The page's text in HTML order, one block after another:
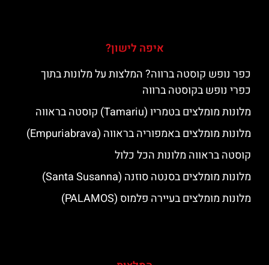
איפה לישון?
כפר נופש קוסטה ברווה? המלצות על מלונות בתוך
כפרי נופש בקוסטה ברווה
מלונות מומלצים בטמריו (Tamariu) קוסטה בראווה
מלונות מומלצים באמפוריה בראווה (Empuriabrava)
קוסטה בראווה מלונות הכל כלול
מלונות מומלצים בסנטה סוזנה (Santa Susanna)
מלונות מומלצים בעיירה פלמוס (PALAMOS)